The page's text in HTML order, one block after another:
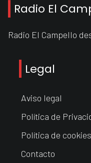
Radio El
Radio El Campello
Legal
Aviso legal
Política de
Política de cookies
Contacto